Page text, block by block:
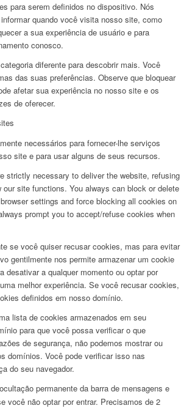
para serem definidos no dispositivo. Nós
quando você visita nosso site, como
a sua experiência de usuário e para
conosco.
diferente para descobrir mais. Você
das suas preferências. Observe que bloquear
afetar sua experiência no nosso site e os
de oferecer.
necessários para fornecer-lhe serviços
site e para usar alguns de seus recursos.
strictly necessary to deliver the website, refusing
site functions. You always can block or delete
settings and force blocking all cookies on
prompt you to accept/refuse cookies when
se você quiser recusar cookies, mas para evitar
gentilmente nos permite armazenar um cookie
desativar a qualquer momento ou optar por
melhor experiência. Se você recusar cookies,
definidos em nosso domínio.
lista de cookies armazenados em seu
para que você possa verificar o que
de segurança, não podemos mostrar ou
domínios. Você pode verificar isso nas
do seu navegador.
permanente da barra de mensagens e
você não optar por entrar. Precisamos de 2